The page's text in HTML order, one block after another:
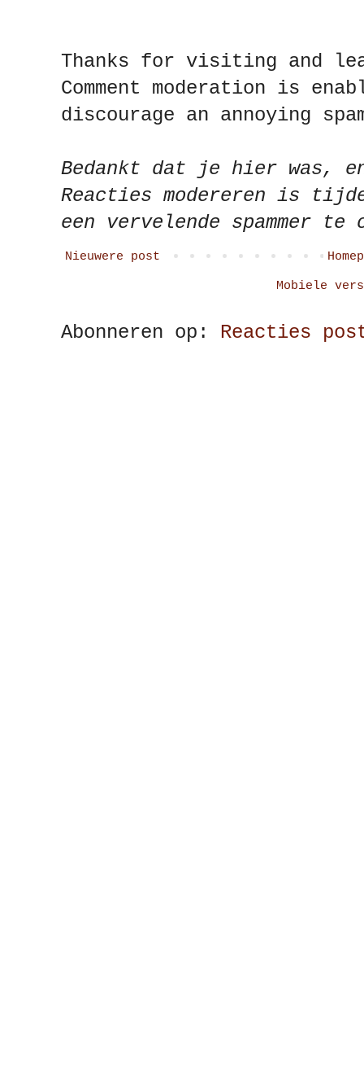
Thanks for visiting and
Comment moderation is
discourage an annoying
Bedankt dat je hier was,
Reacties modereren is
een vervelende spammer te
Nieuwere post
Mobiele
Abonneren op: Reacties